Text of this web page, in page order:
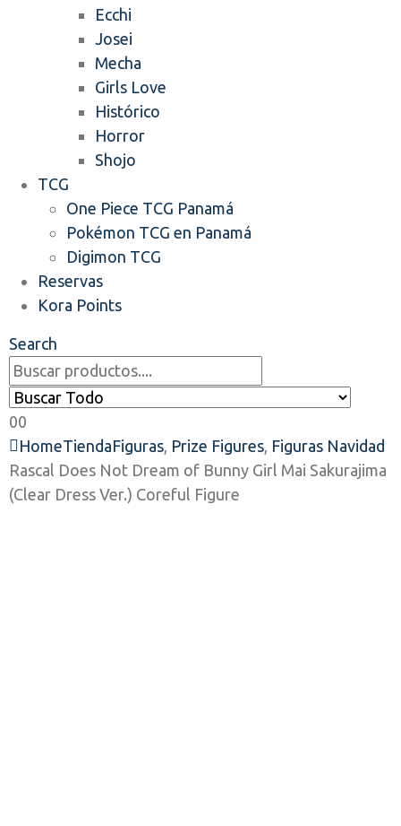
Ecchi
Josei
Mecha
Girls Love
Histórico
Horror
Shojo
TCG
One Piece TCG Panamá
Pokémon TCG en Panamá
Digimon TCG
Reservas
Kora Points
Search
00
HomeTiendaFiguras, Prize Figures, Figuras Navidad
Rascal Does Not Dream of Bunny Girl Mai Sakurajima
(Clear Dress Ver.) Coreful Figure